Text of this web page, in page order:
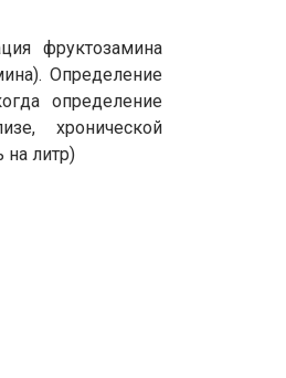
фруктозамина
Определение
определение
хронической
литр)